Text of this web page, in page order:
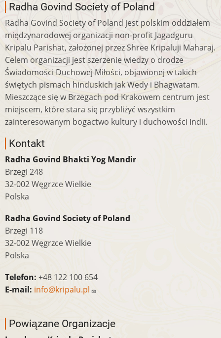
Radha Govind Society of Poland
Radha Govind Society of Poland jest polskim oddziałem
międzynarodowej organizacji non-profit Jagadguru
Kripalu Parishat, założonej przez Shree Kripaluji Maharaj.
Celem organizacji jest szerzenie wiedzy o drodze
Świadomości Duchowej Miłości, objawionej w takich
świętych pismach hinduskich jak Wedy i Bhagwatam.
Mieszczące się w Brzegach pod Krakowem centrum jest
miejscem, które stara się przybliżyć wszystkim
zainteresowanym bogactwo kultury i duchowości Indii.
Kontakt
Radha Govind Bhakti Yog Mandir
Brzegi 248
32-002 Węgrzce Wielkie
Polska
Radha Govind Society of Poland
Brzegi 118
32-002 Węgrzce Wielkie
Polska
Telefon: +48 122 100 654
E-mail: info@kripalu.pl
Powiązane Organizacje